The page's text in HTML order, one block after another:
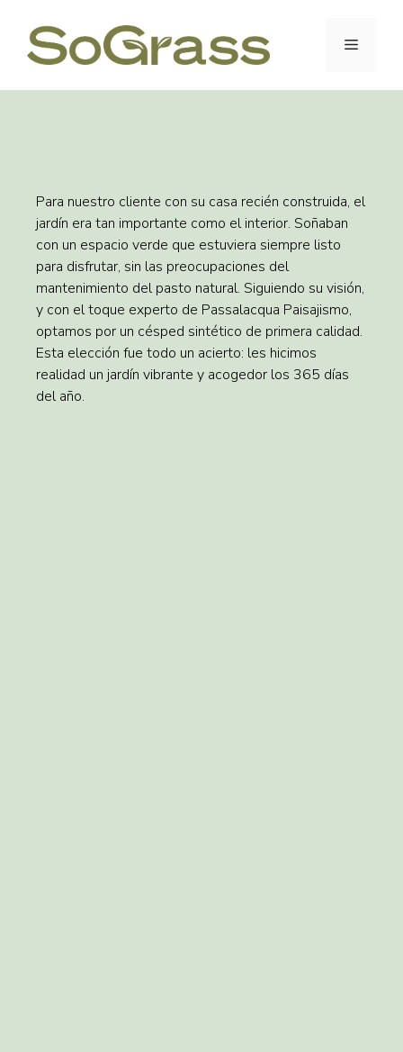
Para nuestro cliente con su casa recién construida, el
jardín era tan importante como el interior. Soñaban
con un espacio verde que estuviera siempre listo
para disfrutar, sin las preocupaciones del
mantenimiento del pasto natural. Siguiendo su visión,
y con el toque experto de Passalacqua Paisajismo,
optamos por un césped sintético de primera calidad.
Esta elección fue todo un acierto: les hicimos
realidad un jardín vibrante y acogedor los 365 días
del año.